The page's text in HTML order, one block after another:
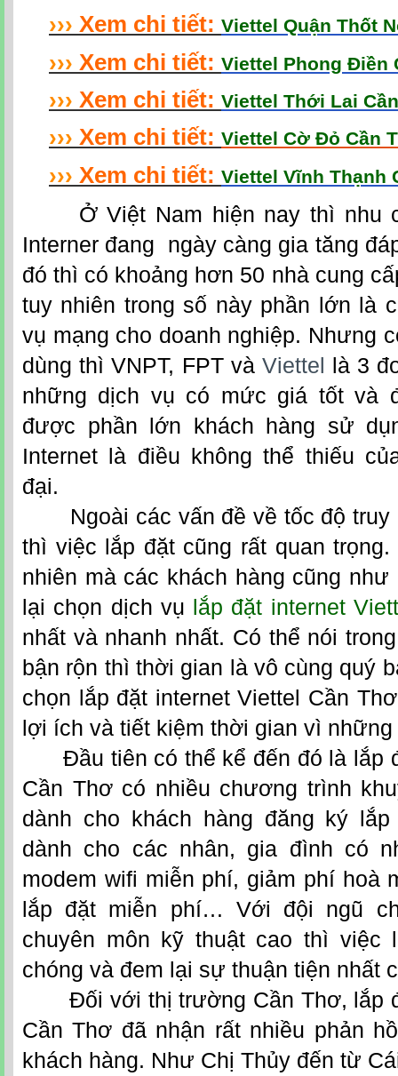
››› Xem chi tiết: Viettel Quận Thốt
››› Xem chi tiết: Viettel Phong Điền
››› Xem chi tiết: Viettel Thới Lai
››› Xem chi tiết: Viettel Cờ Đỏ Cần
››› Xem chi tiết: Viettel Vĩnh Thạnh
Ở Việt Nam hiện nay thì nhu
Interner đang ngày càng gia tăng
đó thì có khoảng hơn 50 nhà cung
tuy nhiên trong số này phần lớn là
vụ mạng cho doanh nghiệp. Nhưng
dùng thì VNPT, FPT và Viettel
là 3
những dịch vụ có mức giá tốt và
được phần lớn khách hàng sử
Internet là điều không thể thiếu
đại.
Ngoài các vấn đề về tốc độ truy
thì việc lắp đặt cũng rất quan trọng.
nhiên mà các khách hàng cũng
lại chọn dịch vụ
lắp đặt internet
nhất và nhanh nhất. Có thể nói
bận rộn thì thời gian là vô cùng quý
chọn
lắp đặt internet Viettel Cần Thơ
lợi ích và tiết kiệm thời gian vì
Đầu tiên có thể kể đến đó là lắp
Cần Thơcó nhiều chương trình
dành cho khách hàng đăng ký
dành cho các nhân, gia đình có
modem wifi miễn phí, giảm phí hoà
lắp đặt miễn phí… Với đội ngũ
chuyên môn kỹ thuật cao thì việc
chóng và đem lại sự thuận tiện nhất
Đối với thị trường Cần Thơ, lắp
Cần Thơ đã nhận rất nhiều phản
khách hàng. Như Chị Thủy đến từ